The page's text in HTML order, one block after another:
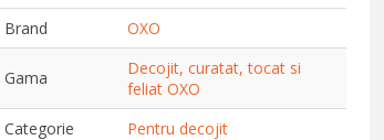
Brand
OXO
Gama
Decojit, curatat, tocat si
feliat OXO
Categorie
Pentru decojit